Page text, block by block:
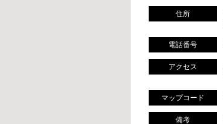
住所
電話番号
アクセス
マップコード
備考